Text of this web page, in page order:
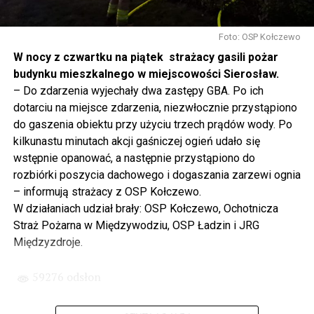
Gdyby nie determinacja rządu Prawa i Sprawiedliwości,
to tunel pod Świną do dzisiaj byłby w sferze
projektowania i dyskusji. Ważny tutaj był wkład
samorządu, ale to rząd PiS podjął w tej sprawie
najważniejsze decyzje. Powstał dzięki ogromnej
determinacji rządu najpierw Pani Premier Beaty Szydło,
a następnie Pana Premiera Mateusza Morawieckiego.
Chciałbym podziękować Panu Premierowi za to jak
osobiście pilnował powstania tej inwestycji. Cieszymy
się, że turyści również korzystają z tunelu, cieszymy się,
że wśród tych 4 milionów samochodów, które
przejechały już otwartym tunelem w Świnoujściu,
przyjechało tutaj do nas tak wielu turystów z zagranicy
– powiedział Wiceprezes PiS Joachim Brudziński w
zainwestowano ogromne pieniądze w modernizację
Foto: OSP Kołczewo
W nocy z czwartku na piątek strażacy gasili pożar
budynku mieszkalnego w miejscowości Sierosław.
– Do zdarzenia wyjechały dwa zastępy GBA. Po ich
dotarciu na miejsce zdarzenia, niezwłocznie przystąpiono
do gaszenia obiektu przy użyciu trzech prądów wody. Po
kilkunastu minutach akcji gaśniczej ogień udało się
wstępnie opanować, a następnie przystąpiono do
rozbiórki poszycia dachowego i dogaszania zarzewi ognia
– informują strażacy z OSP Kołczewo.
W działaniach udział brały: OSP Kołczewo, Ochotnicza
Straż Pożarna w Międzywodziu, OSP Ładzin i JRG
Międzyzdroje.